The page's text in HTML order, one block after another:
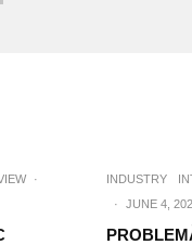
·
INDUSTRY
·
JUNE 4,